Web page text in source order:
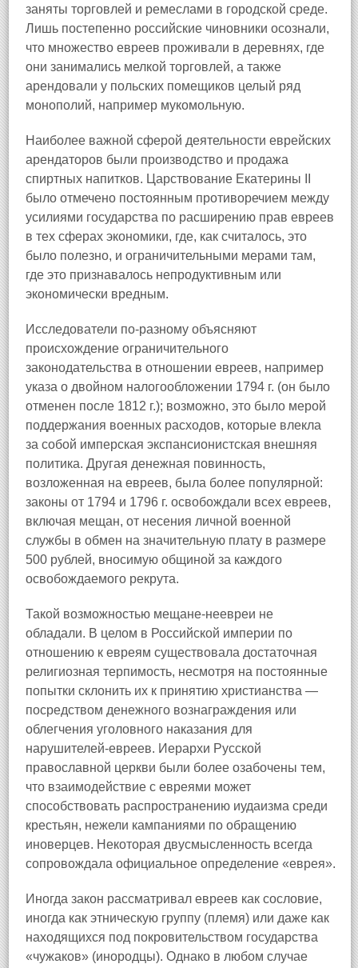
заняты торговлей и ремеслами в городской среде.
Лишь постепенно российские чиновники осознали,
что множество евреев проживали в деревнях, где
они занимались мелкой торговлей, а также
арендовали у польских помещиков целый ряд
монополий, например мукомольную.
Наиболее важной сферой деятельности еврейских
арендаторов были производство и продажа
спиртных напитков. Царствование Екатерины II
было отмечено постоянным противоречием между
усилиями государства по расширению прав евреев
в тех сферах экономики, где, как считалось, это
было полезно, и ограничительными мерами там,
где это признавалось непродуктивным или
экономически вредным.
Исследователи по-разному объясняют
происхождение ограничительного
законодательства в отношении евреев, например
указа о двойном налогообложении 1794 г. (он было
отменен после 1812 г.); возможно, это было мерой
поддержания военных расходов, которые влекла
за собой имперская экспансионистская внешняя
политика. Другая денежная повинность,
возложенная на евреев, была более популярной:
законы от 1794 и 1796 г. освобождали всех евреев,
включая мещан, от несения личной военной
службы в обмен на значительную плату в размере
500 рублей, вносимую общиной за каждого
освобождаемого рекрута.
Такой возможностью мещане-неевреи не
обладали. В целом в Российской империи по
отношению к евреям существовала достаточная
религиозная терпимость, несмотря на постоянные
попытки склонить их к принятию христианства —
посредством денежного вознаграждения или
облегчения уголовного наказания для
нарушителей-евреев. Иерархи Русской
православной церкви были более озабочены тем,
что взаимодействие с евреями может
способствовать распространению иудаизма среди
крестьян, нежели кампаниями по обращению
иноверцев. Некоторая двусмысленность всегда
сопровождала официальное определение «еврея».
Иногда закон рассматривал евреев как сословие,
иногда как этническую группу (племя) или даже как
находящихся под покровительством государства
«чужаков» (инородцы). Однако в любом случае